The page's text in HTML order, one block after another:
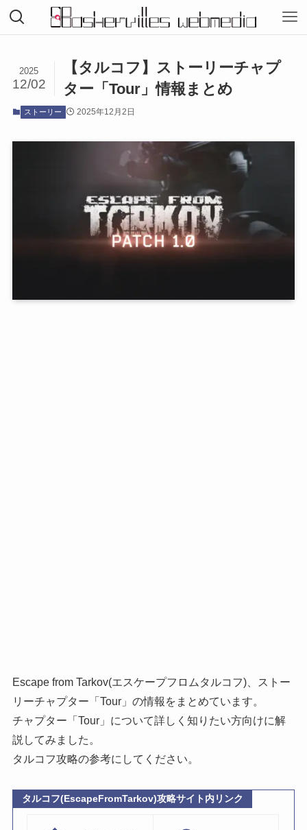
【タルコフ】ストーリーチャプ
ター「Tour」情報まとめ
2025
12/02
ストーリー 2025年12月2日
Escape from Tarkov(エスケープフロムタルコフ)、ストー
リーチャプター「Tour」の情報をまとめています。
チャプター「Tour」について詳しく知りたい方向けに解
説してみました。
タルコフ攻略の参考にしてください。
タルコフ(EscapeFromTarkov)攻略サイト内リンク